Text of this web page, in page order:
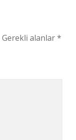
Gerekli alanlar*